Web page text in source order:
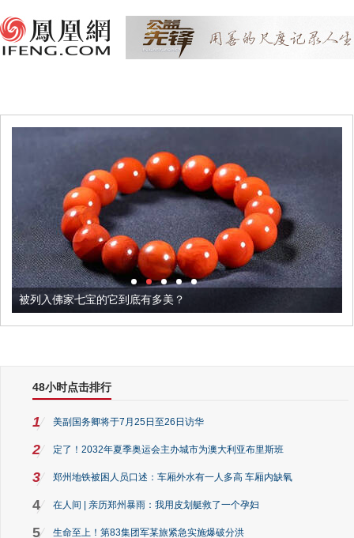
被列入佛家七宝的它到底有多美？
48小时点击排行
1 美副国务卿将于7月25日至26日访华
2 定了！2032年夏季奥运会主办城市为澳大利亚布里斯班
3 郑州地铁被困人员口述：车厢外水有一人多高 车厢内缺氧
4 在人间 | 亲历郑州暴雨：我用皮划艇救了一个孕妇
5 生命至上！第83集团军某旅紧急实施爆破分洪